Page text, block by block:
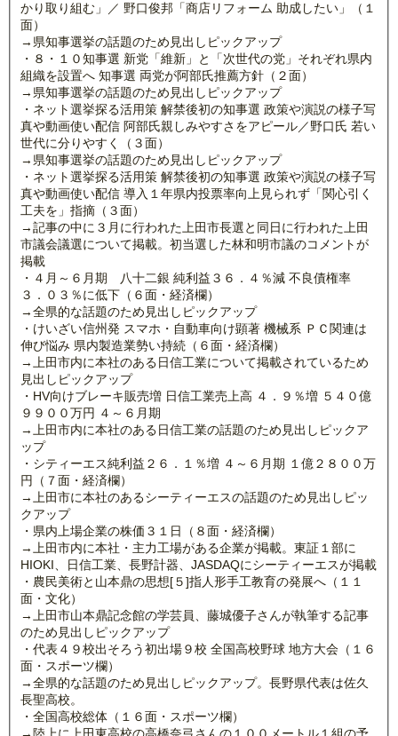
かり取り組む」／ 野口俊邦「商店リフォーム 助成したい」（１
面）
→県知事選挙の話題のため見出しピックアップ
・８・１０知事選 新党「維新」と「次世代の党」それぞれ県内
組織を設置へ 知事選 両党が阿部氏推薦方針（２面）
→県知事選挙の話題のため見出しピックアップ
・ネット選挙探る活用策 解禁後初の知事選 政策や演説の様子写
真や動画使い配信 阿部氏親しみやすさをアピール／野口氏 若い
世代に分りやすく（３面）
→県知事選挙の話題のため見出しピックアップ
・ネット選挙探る活用策 解禁後初の知事選 政策や演説の様子写
真や動画使い配信 導入１年県内投票率向上見られず「関心引く
工夫を」指摘（３面）
→記事の中に３月に行われた上田市長選と同日に行われた上田
市議会議選について掲載。初当選した林和明市議のコメントが
掲載
・４月～６月期 八十二銀 純利益３６．４％減 不良債権率
３．０３％に低下（６面・経済欄）
→全県的な話題のため見出しピックアップ
・けいざい信州発 スマホ・自動車向け顕著 機械系 ＰＣ関連は
伸び悩み 県内製造業勢い持続（６面・経済欄）
→上田市内に本社のある日信工業について掲載されているため
見出しピックアップ
・HV向けブレーキ販売増 日信工業売上高 ４．９％増 ５４０億
９９００万円 ４～６月期
→上田市内に本社のある日信工業の話題のため見出しピックア
ップ
・シティーエス純利益２６．１％増 ４～６月期 １億２８００万
円（７面・経済欄）
→上田市に本社のあるシーティーエスの話題のため見出しピッ
クアップ
・県内上場企業の株価３１日（８面・経済欄）
→上田市内に本社・主力工場がある企業が掲載。東証１部に
HIOKI、日信工業、長野計器、JASDAQにシーティーエスが掲載
・農民美術と山本鼎の思想[５]指人形手工教育の発展へ（１１
面・文化）
→上田市山本鼎記念館の学芸員、藤城優子さんが執筆する記事
のため見出しピックアップ
・代表４９校出そろう初出場９校 全国高校野球 地方大会（１６
面・スポーツ欄）
→全県的な話題のため見出しピックアップ。長野県代表は佐久
長聖高校。
・全国高校総体（１６面・スポーツ欄）